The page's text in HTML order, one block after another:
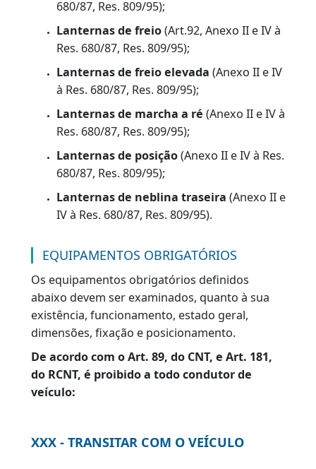
SISTEMA ELÉTRICO
Examinar a bateria, cabos, fiação e
conexões, verificando o estado geral e
fixação.
SISTEMA DE SINALIZAÇÃO
Lanternas indicadoras de direção
92, Anexo II e IV à Res. 680/87, Res.
Lanternas intermitentes de
680/87, Res. 809/95);
Lanternas de freio(Art.92, Anexo II e IV à
Res. 680/87, Res. 809/95);
Lanternas de freio elevada
(Anexo II e IV
à Res. 680/87, Res. 809/95);
Lanternas de marcha a ré(Anexo II e IV à
Res. 680/87, Res. 809/95);
680/87, Res. 809/95);